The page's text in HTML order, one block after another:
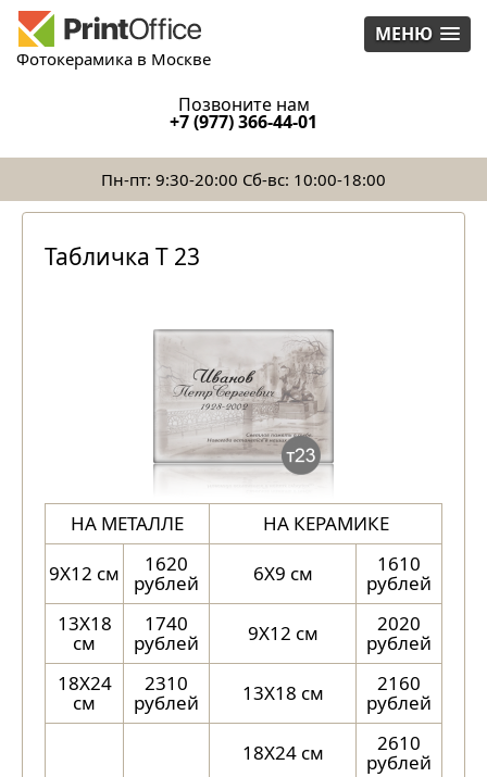
МЕНЮ
Фотокерамика в Москве
Позвоните нам
+7 (977) 366-44-01
Пн-пт: 9:30-20:00 Сб-вс: 10:00-18:00
Табличка Т 23
НА МЕТАЛЛЕ
НА КЕРАМИКЕ
9X12 см
1620
рублей 6X9 см 1610
рублей
13X18
см
1740
рублей 9X12 см 2020
рублей
18X24
см
2310
рублей 13X18 см 2160
рублей
18X24 см
2610
рублей